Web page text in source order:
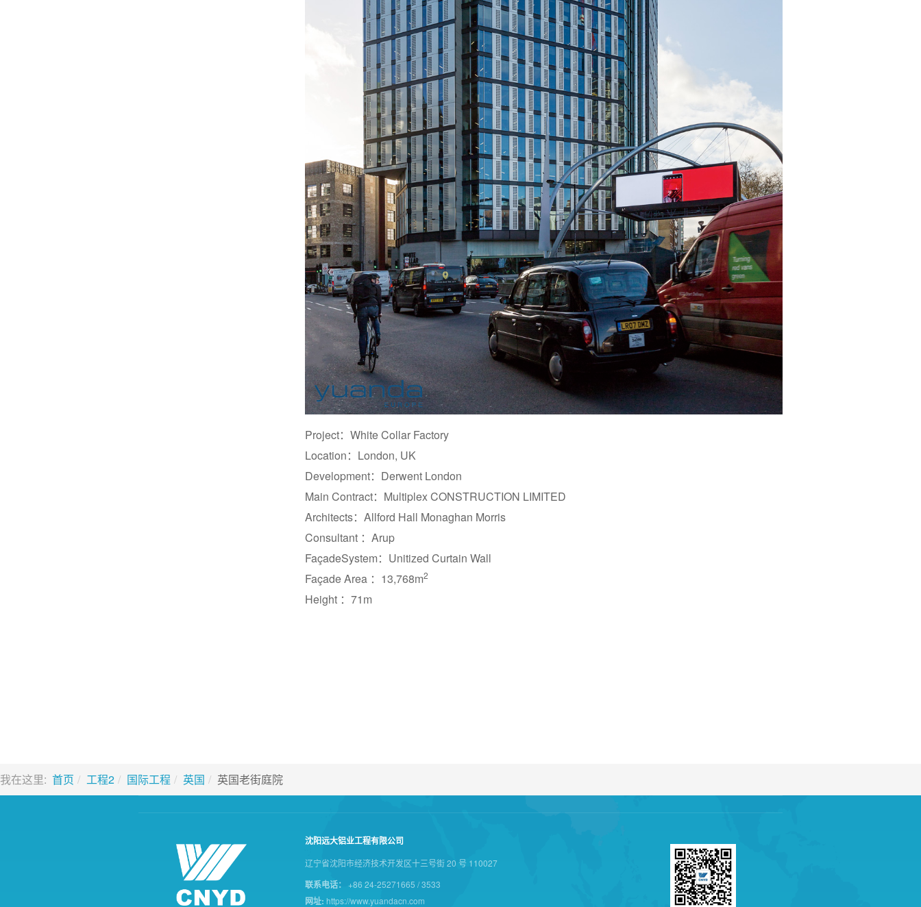
Project：White Collar Factory
Location：London, UK
Development：Derwent London
Main Contract：Multiplex CONSTRUCTION LIMITED
Architects：Allford Hall Monaghan Morris
Consultant ：Arup
FaçadeSystem：Unitized Curtain Wall
Façade Area ：13,768m2
Height ：71m
我在这里: 首页 工程2 国际工程 英国 英国老街庭院
沈阳远大铝业工程有限公司
辽宁省沈阳市经济技术开发区十三号街 20 号 110027
联系电话： +86 24-25271665 / 3533
网址: https://www.yuandacn.com